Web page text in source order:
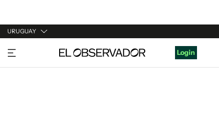
URUGUAY
URUGUAY
ARGENTINA
Login